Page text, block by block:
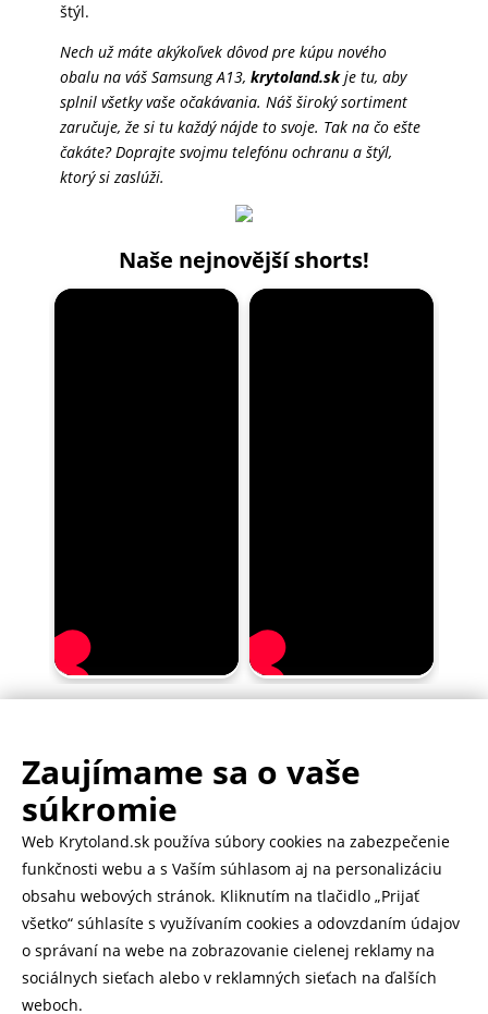
štýl.
Nech už máte akýkoľvek dôvod pre kúpu nového
obalu na váš Samsung A13, krytoland.skje tu, aby
splnil všetky vaše očakávania. Náš široký sortiment
zaručuje, že si tu každý nájde to svoje. Tak na čo ešte
čakáte? Doprajte svojmu telefónu ochranu a štýl,
ktorý si zaslúži.
Naše nejnovější shorts!
.
Rychlé doručenie 1-2 dní
Heurekazobraziť recenzie
Zaujímame sa o vaše
súkromie
Web Krytoland.sk používa súbory cookies na zabezpečenie
funkčnosti webu a s Vaším súhlasom aj na personalizáciu
obsahu webových stránok. Kliknutím na tlačidlo „Prijať
všetko“ súhlasíte s využívaním cookies a odovzdaním údajov
o správaní na webe na zobrazovanie cielenej reklamy na
sociálnych sieťach alebo v reklamných sieťach na ďalších
weboch.